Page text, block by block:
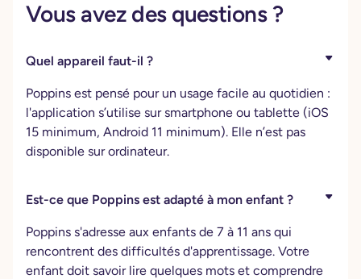
Vous avez des questions ?
Quel appareil faut-il ?
Poppins est pensé pour un usage facile au quotidien :
l'application s’utilise sur smartphone ou tablette (iOS
15 minimum, Android 11 minimum). Elle n’est pas
disponible sur ordinateur.
Est-ce que Poppins est adapté à mon enfant ?
Poppins s'adresse aux enfants de 7 à 11 ans qui
rencontrent des difficultés d'apprentissage. Votre
enfant doit savoir lire quelques mots et comprendre